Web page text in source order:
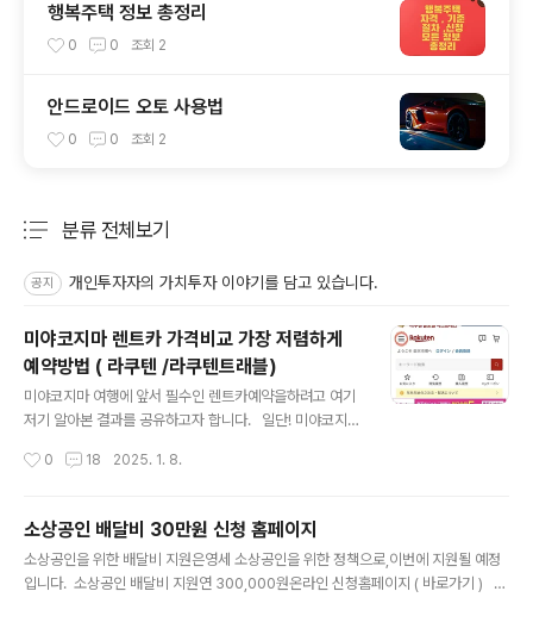
행복주택 정보 총정리
0 0 조회 2
안드로이드 오토 사용법
0 0 조회 2
분류 전체보기
공지 개인투자자의 가치투자 이야기를 담고 있습니다.
미야코지마 렌트카 가격비교 가장 저렴하게
예약방법 ( 라쿠텐 /라쿠텐트래블)
미야코지마 여행에 앞서 필수인 렌트카예약을하려고 여기
저기 알아본 결과를 공유하고자 합니다. 일단! 미야코지마
교적 저렴합니다. 심지어 할인쿠폰도 준다는 사실 ! 그래
습니다. 일본 사이트다보니예약이 살작 복잡합니다. 그래
도 훨씬 저렴하니! 잘 따라해보세요 ^^ 미야코지마 렌터카
예약은 라쿠텐 트래블에서 진행하는데,여기서 회원가입을
하려면 일본주소와 핸드폰번호 등이 필요합니다.(이게 살
0 18 2025. 1. 8.
소상공인 배달비 30만원 신청 홈페이지
소상공인을 위한 배달비 지원은영세 소상공인을 위한 정책으로,이번에 지원될 예정
입니다. 소상공인 배달비 지원연 300,000원온라인 신청홈페이지 ( 바로가기 ) 신